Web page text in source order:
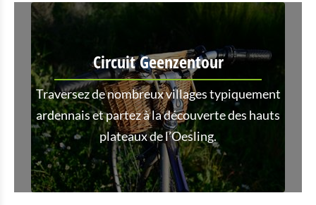
Circuit Geenzentour
Traversez de nombreux villages typiquement
ardennais et partez à la découverte des hauts
plateaux de l’Oesling.